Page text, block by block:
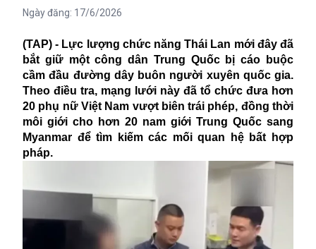
Ngày đăng: 17/6/2026
(TAP) - Lực lượng chức năng Thái Lan mới đây đã
bắt giữ một công dân Trung Quốc bị cáo buộc
cầm đầu đường dây buôn người xuyên quốc gia.
Theo điều tra, mạng lưới này đã tổ chức đưa hơn
20 phụ nữ Việt Nam vượt biên trái phép, đồng thời
môi giới cho hơn 20 nam giới Trung Quốc sang
Myanmar để tìm kiếm các mối quan hệ bất hợp
pháp.